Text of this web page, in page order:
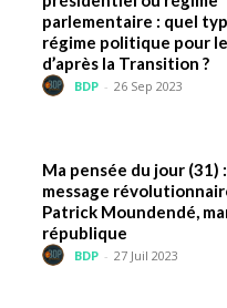
parlementaire : quel
régime politique pour
d’après la Transition ?
BDP - 26 Sep 2023
Ma pensée du jour (31)
message
Patrick Moundendé,
république
BDP - 27 Juil 2023